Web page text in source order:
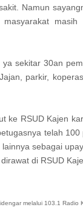
Namun
sekitar 30an
parkir,
ke RSUD Kajen
telah
sebagai
di RSUD
melalui 103.1 Radio